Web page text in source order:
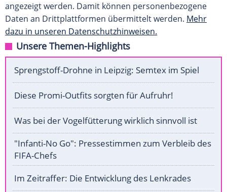
angezeigt werden. Damit können personenbezogene
Daten an Drittplattformen übermittelt werden. Mehr
dazu in unseren Datenschutzhinweisen.
Unsere Themen-Highlights
Sprengstoff-Drohne in Leipzig: Semtex im Spiel
Diese Promi-Outfits sorgten für Aufruhr!
Was bei der Vogelfütterung wirklich sinnvoll ist
"Infanti-No Go": Pressestimmen zum Verbleib des
FIFA-Chefs
Im Zeitraffer: Die Entwicklung des Lenkrades